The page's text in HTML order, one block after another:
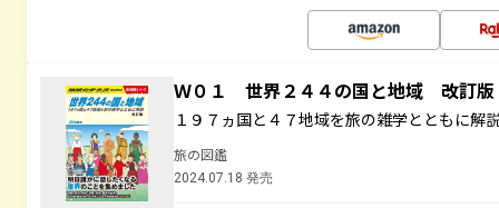
Ｗ０１ 世界２４４の国と地域 改訂版
１９７ヵ国と４７地域を旅の雑学とともに解
旅の図鑑
2024.07.18 発売